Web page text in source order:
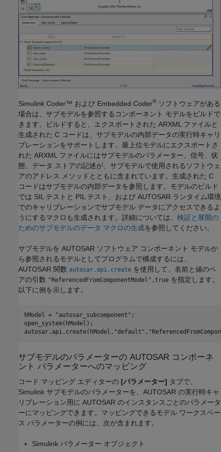
Simulink Coder™ および Embedded Coder® ソフトウェアがある
場合は、サブモデルを参照するコンポーネント モデルをビルドで
きます。ビルドすると、エクスポートされた ARXML ファイルと
生成された C コードは、サブモデルの内部データの実行時キャリ
ブレーションをサポートします。最上位モデルにエクスポートさ
れた ARXML ファイルにはサブモデルのパラメーター、信号、状
態、データ ストアの記述が、サブモデルで使用されるソフトウェ
アのアドレス メソッドとともに含まれています。生成された C
コードはサブモデルの内部データを参照します。モデルのビルド
では SIL テストと PIL テスト、および AUTOSAR ランタイム環境
でのキャリブレーションでサブモデル データにアクセスできるよ
うにするマクロも生成されます。詳細については、 検証と展開の
ためのサブモデルのデータ マクロの生成を参照してください。
サブモデルを AUTOSAR ソフトウェア コンポーネント モデルか
ら参照されるモデルとしてプログラムで構成するには、
AUTOSAR 関数 autosar.api.create を使用して、名前と値のペ
アの引数 "ReferencedFromComponentModel",true を指定します。
以下に例を示します。
hModel = "autosar_subcomponent";
open_system(hModel);
サブモデルのパラメーターの AUTOSAR コンポーネ
ント パラメーターへのマッピング
コード マッピング エディターの [パラメーター] タブで、
Simulink サブモデルのパラメーターを、AUTOSAR の実行時キャ
リブレーション用に AUTOSAR のインスタンスごとのパラメータ
ーにマッピングできます。マッピングできるモデル ワークスペー
ス パラメーターの例には、次が含まれます。
Simulink パラメーター オブジェクト